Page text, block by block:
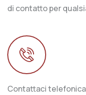
di contatto per
Contattaci